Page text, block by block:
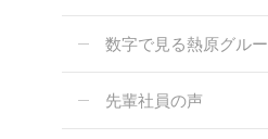
数字で見る熱原グル
先輩社員の声